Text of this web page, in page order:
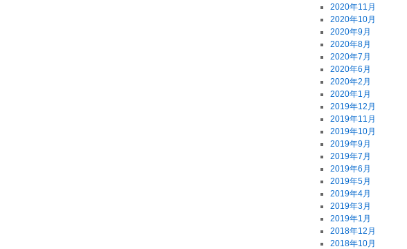
2020年11月
2020年10月
2020年9月
2020年8月
2020年7月
2020年6月
2020年2月
2020年1月
2019年12月
2019年11月
2019年10月
2019年9月
2019年7月
2019年6月
2019年5月
2019年4月
2019年3月
2019年1月
2018年12月
2018年10月